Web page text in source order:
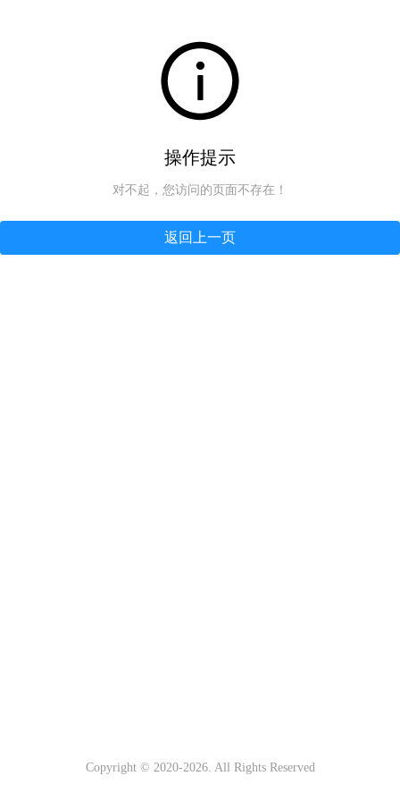
操作提示
对不起，您访问的页面不存在！
返回上一页
Copyright © 2020-2026. All Rights Reserved